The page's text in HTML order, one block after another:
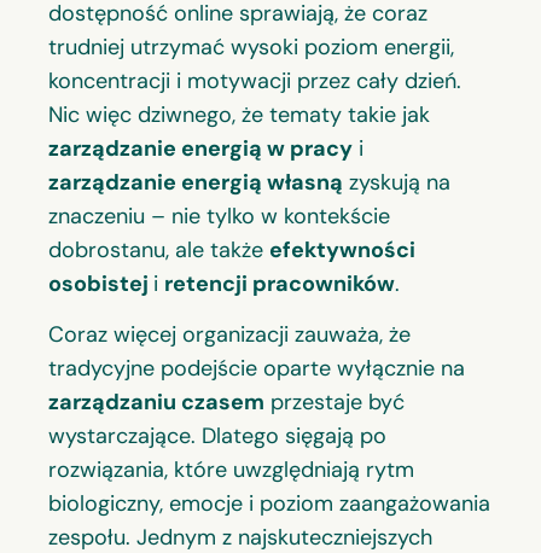
dostępność online sprawiają, że coraz
trudniej utrzymać wysoki poziom energii,
koncentracji i motywacji przez cały dzień.
Nic więc dziwnego, że tematy takie jak
zarządzanie energią w pracy i
zarządzanie energią własną zyskują na
znaczeniu – nie tylko w kontekście
dobrostanu, ale także efektywności
osobistej i retencji pracowników.
Coraz więcej organizacji zauważa, że
tradycyjne podejście oparte wyłącznie na
zarządzaniu czasem przestaje być
wystarczające. Dlatego sięgają po
rozwiązania, które uwzględniają rytm
biologiczny, emocje i poziom zaangażowania
zespołu. Jednym z najskuteczniejszych